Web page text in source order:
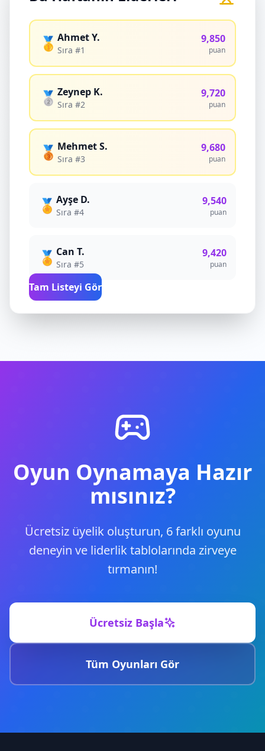
🥇 Ahmet Y.
Sıra #1
9,850
puan
🥈 Zeynep K.
Sıra #2
9,720
puan
🥉 Mehmet S.
Sıra #3
9,680
puan
🏅 Ayşe D.
Sıra #4
9,540
puan
🏅 Can T.
Sıra #5
9,420
puan
Tam Listeyi Gör
Oyun Oynamaya Hazır
mısınız?
Ücretsiz üyelik oluşturun, 6 farklı oyunu
deneyin ve liderlik tablolarında zirveye
tırmanın!
Ücretsiz Başla
Tüm Oyunları Gör